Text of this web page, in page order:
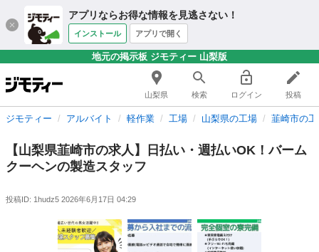
アプリならお得な情報を見逃さない！
インストール アプリで開く
地元の掲示板 ジモティー 山梨版
山梨県 検索 ログイン 投稿
ジモティー アルバイト 軽作業 工場 山梨県の工場 韮崎市の
【山梨県韮崎市の求人】日払い・週払いOK！バーム
クーヘンの製造スタッフ
投稿ID: 1hudz5 2026年6月17日 04:29